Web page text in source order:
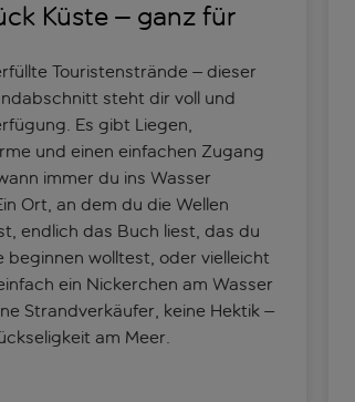
Küste – ganz für
Touristenstrände – dieser
steht dir voll und
Es gibt Liegen,
und einen einfachen Zugang
immer du ins Wasser
Ort, an dem du die Wellen
endlich das Buch liest, das du
beginnen wolltest, oder vielleicht
ein Nickerchen am Wasser
Strandverkäufer, keine Hektik –
am Meer.